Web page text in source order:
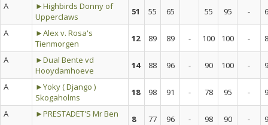
A
►Highbirds Donny of
Upperclaws
51 55 65 55 95 -
A
►Alex v. Rosa's
Tienmorgen
12 89 89 - 100 100 -
A
►Dual Bente vd
Hooydamhoeve
14 88 96 - 90 100 -
A
►Yoky ( Django )
Skogaholms
18 98 91 - 78 95 -
A
►PRESTADET'S Mr Ben 8 77 96 - 98 90 -